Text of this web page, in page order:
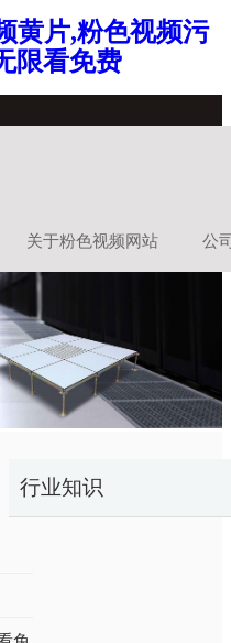
黄片,粉色视频污
限看免费
关于粉色视频网站 公
行业知识